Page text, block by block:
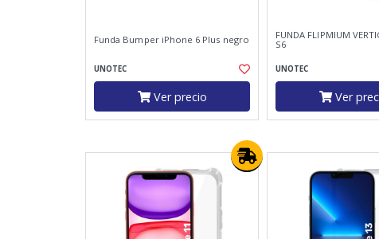
Funda Bumper iPhone 6 Plus negro
UNOTEC
Ver precio
FUNDA FLIPMIUM
S6
UNOTEC
Ver